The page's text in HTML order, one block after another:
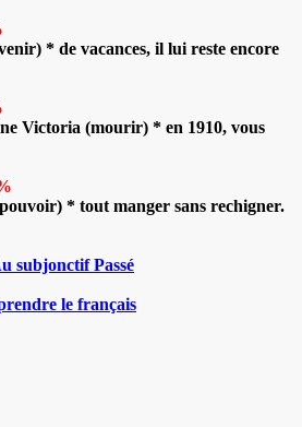
* de vacances, il lui reste encore
Victoria (mourir) * en 1910, vous
* tout manger sans rechigner.
subjonctif Passé
le français